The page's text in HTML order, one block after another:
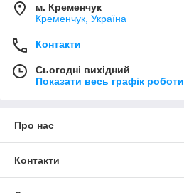
м. Кременчук
Кременчук, Україна
Контакти
Сьогодні вихідний
Показати весь графік роботи
Про нас
Контакти